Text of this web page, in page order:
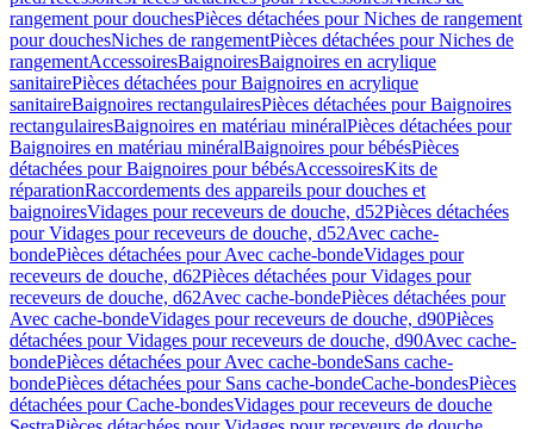
rangement pour douchesPièces détachées pour Niches de rangement
pour douchesNiches de rangementPièces détachées pour Niches de
rangementAccessoiresBaignoiresBaignoires en acrylique
sanitairePièces détachées pour Baignoires en acrylique
sanitaireBaignoires rectangulairesPièces détachées pour Baignoires
rectangulairesBaignoires en matériau minéralPièces détachées pour
Baignoires en matériau minéralBaignoires pour bébésPièces
détachées pour Baignoires pour bébésAccessoiresKits de
réparationRaccordements des appareils pour douches et
baignoiresVidages pour receveurs de douche, d52Pièces détachées
pour Vidages pour receveurs de douche, d52Avec cache-
bondePièces détachées pour Avec cache-bondeVidages pour
receveurs de douche, d62Pièces détachées pour Vidages pour
receveurs de douche, d62Avec cache-bondePièces détachées pour
Avec cache-bondeVidages pour receveurs de douche, d90Pièces
détachées pour Vidages pour receveurs de douche, d90Avec cache-
bondePièces détachées pour Avec cache-bondeSans cache-
bondePièces détachées pour Sans cache-bondeCache-bondesPièces
détachées pour Cache-bondesVidages pour receveurs de douche